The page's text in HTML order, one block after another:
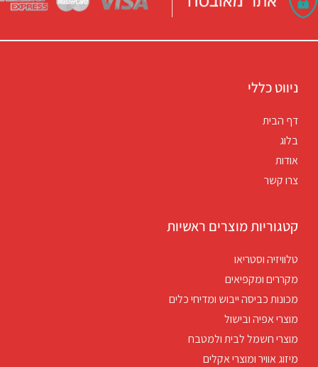
ניווט כללי
דף הבית
בלוג
אודות
צרו קשר
קטגוריות מוצרים ראשיות
טלוויזיה וסטריאו
מקררים ומקפיאים
מכונות כביסה ייבוש ומדיחי כלים
מוצרי אפיה ובישול
מוצרי חשמל לבית ולמטבח
מיזוג אוויר ומוצרי אקלים